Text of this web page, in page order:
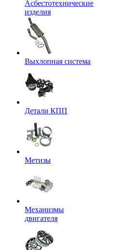
Асбестотехнические
изделия
Выхлопная система
Детали КПП
Метизы
Механизмы
двигателя